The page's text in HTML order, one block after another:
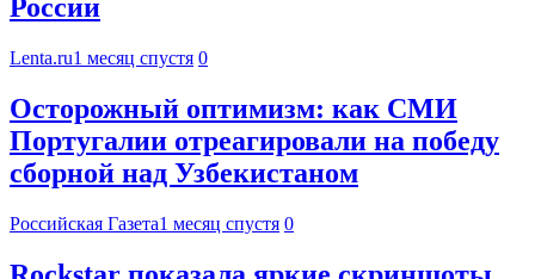
России
Lenta.ru1 месяц спустя 0
Осторожный оптимизм: как СМИ
Португалии отреагировали на победу
сборной над Узбекистаном
Российская Газета1 месяц спустя 0